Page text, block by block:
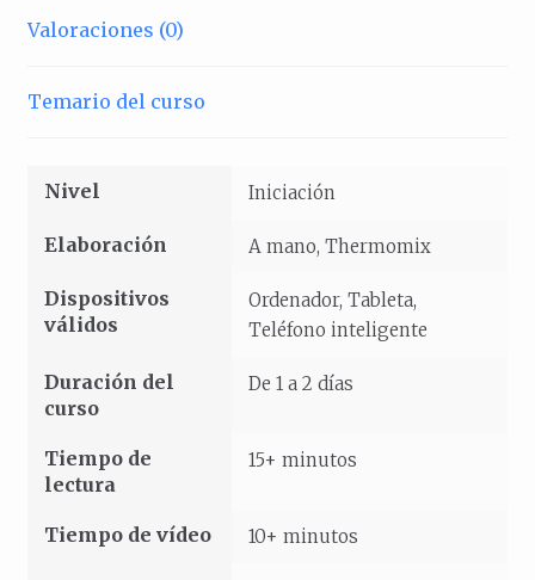
Valoraciones (0)
Temario del curso
Nivel Iniciación
Elaboración A mano, Thermomix
Dispositivos
válidos
Ordenador, Tableta,
Teléfono inteligente
Duración del
curso
De 1 a 2 días
Tiempo de
lectura
15+ minutos
Tiempo de vídeo 10+ minutos